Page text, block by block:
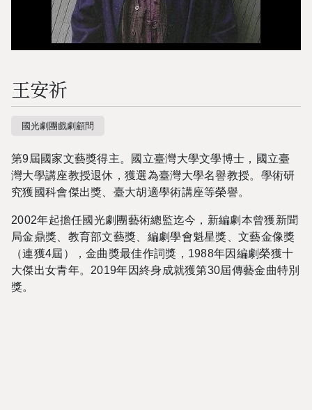
王安祈
國光劇團戲劇顧問
第9屆國家文藝獎得主。國立臺灣大學文學博士，國立臺
灣大學講座教授退休，獲選為臺灣大學名譽教授。學術研
究獲國科會傑出獎、臺大胡適學術講座等榮譽。
2002年起擔任國光劇團藝術總監迄今，新編劇本曾獲新聞
局金鼎獎、教育部文藝獎、編劇學會魁星獎、文藝金像獎
（連獲4屆），金曲獎最佳作詞獎， 1988年因編劇榮獲十
大傑出女青年。 2019年因終身成就獲第30屆傳藝金曲特別
獎。